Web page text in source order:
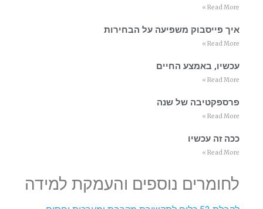
Read More »
איך פייסבוק משפיעה על הבחירות
Read More »
עכשיו, באמצע החיים
Read More »
פרספקטיבה של שנה
Read More »
ככה זה עכשיו
Read More »
לחומרים נוספים והעמקת למידה